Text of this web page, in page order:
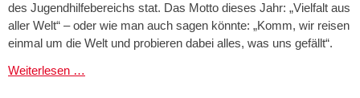
des Jugendhilfebereichs stat. Das Motto dieses Jahr: „Vielfalt aus
aller Welt“ – oder wie man auch sagen könnte: „Komm, wir reisen
einmal um die Welt und probieren dabei alles, was uns gefällt“.
Weiterlesen …